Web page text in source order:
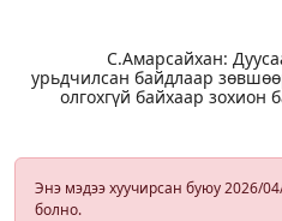
С.Амарсайхан:
урьдчилсан байдлаар
олгохгүй байхаар зохион
Энэ мэдээ хуучирсан буюу 2026/
болно.